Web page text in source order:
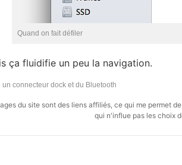
Quand on fait défiler
ça fluidifie un peu la navigation.
un connecteur dock et du Bluetooth
du site sont des liens affiliés, ce qui me permet
qui n'influe pas les choix